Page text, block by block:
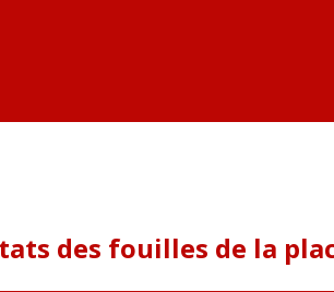
des fouilles de la